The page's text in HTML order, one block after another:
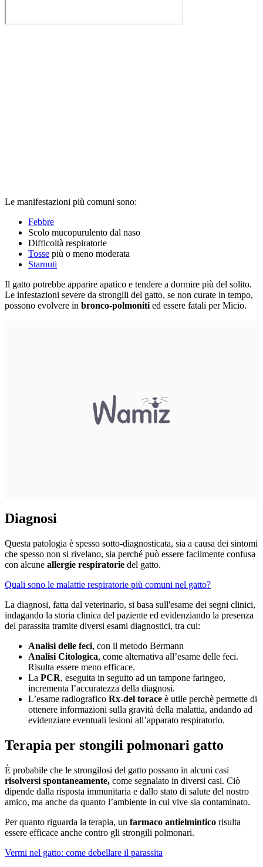
Le manifestazioni più comuni sono:
Febbre
Scolo mucopurulento dal naso
Difficoltà respiratorie
Tosse più o meno moderata
Starnuti
Il gatto potrebbe apparire apatico e tendere a dormire più del solito.
Le infestazioni severe da strongili del gatto, se non curate in tempo,
possono evolvere in bronco-polmoniti ed essere fatali per Micio.
Diagnosi
Questa patologia è spesso sotto-diagnosticata, sia a causa dei sintomi
che spesso non si rivelano, sia perché può essere facilmente confusa
con alcune allergie respiratorie del gatto.
Quali sono le malattie respiratorie più comuni nel gatto?
La diagnosi, fatta dal veterinario, si basa sull'esame dei segni clinici,
indagando la storia clinica del paziente ed evidenziando la presenza
del parassita tramite diversi esami diagnostici, tra cui:
Analisi delle feci, con il metodo Bermann
Analisi Citologica, come alternativa all’esame delle feci.
Risulta essere meno efficace.
La PCR, eseguita in seguito ad un tampone faringeo,
incrementa l’accuratezza della diagnosi.
L’esame radiografico Rx-del torace è utile perchè permette di
ottenere informazioni sulla gravità della malattia, andando ad
evidenziare eventuali lesioni all’apparato respiratorio.
Terapia per stongili polmonari gatto
È probabile che le strongilosi del gatto possano in alcuni casi
risolversi spontaneamente, come segnalato in diversi casi. Ciò
dipende dalla risposta immunitaria e dallo stato di salute del nostro
amico, ma anche da quanto l’ambiente in cui vive sia contaminato.
Per quanto riguarda la terapia, un farmaco antielmintico risulta
essere efficace anche contro gli strongili polmonari.
Vermi nel gatto: come debellare il parassita